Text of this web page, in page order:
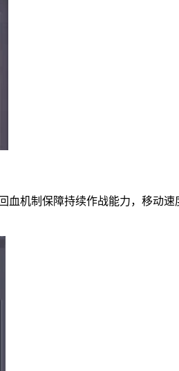
血机制保障持续作战能力，移动